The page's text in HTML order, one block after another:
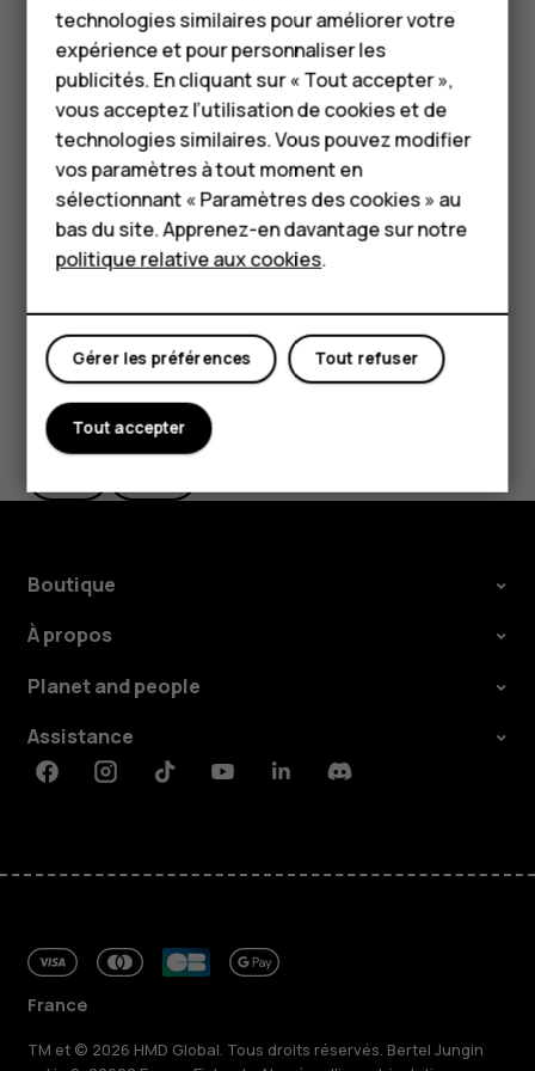
Accessoires
HMD Terra M
Pour les entreprises
Tablettes
Boutique
Si vous remarquez que vous avez mal orthographié un
mot, appuyez dessus pour voir des suggestions de
correction du mot.
Désactiver le correcteur orthographique
Appuyez surParamètres>Système> Langues et saisie
Correcteur orthographique
, puis désactivez
Utiliser le
correcteur orthographique
Avez-vous trouvé cela utile?
Boutique
À propos
Planet and people
Assistance
FacebookInstagramTiktokYoutubeLinkedinDiscord
France
TM et © 2026 HMD Global. Tous droits réservés. Bertel Jungin
technologies similaires pour améliorer votre
expérience et pour personnaliser les
publicités. En cliquant sur « Tout accepter »,
vous acceptez l’utilisation de cookies et de
technologies similaires. Vous pouvez modifier
vos paramètres à tout moment en
sélectionnant « Paramètres des cookies » au
bas du site. Apprenez-en davantage sur notre
politique relative aux cookies.
Tout refuser
Gérer les préférences
Tout accepter